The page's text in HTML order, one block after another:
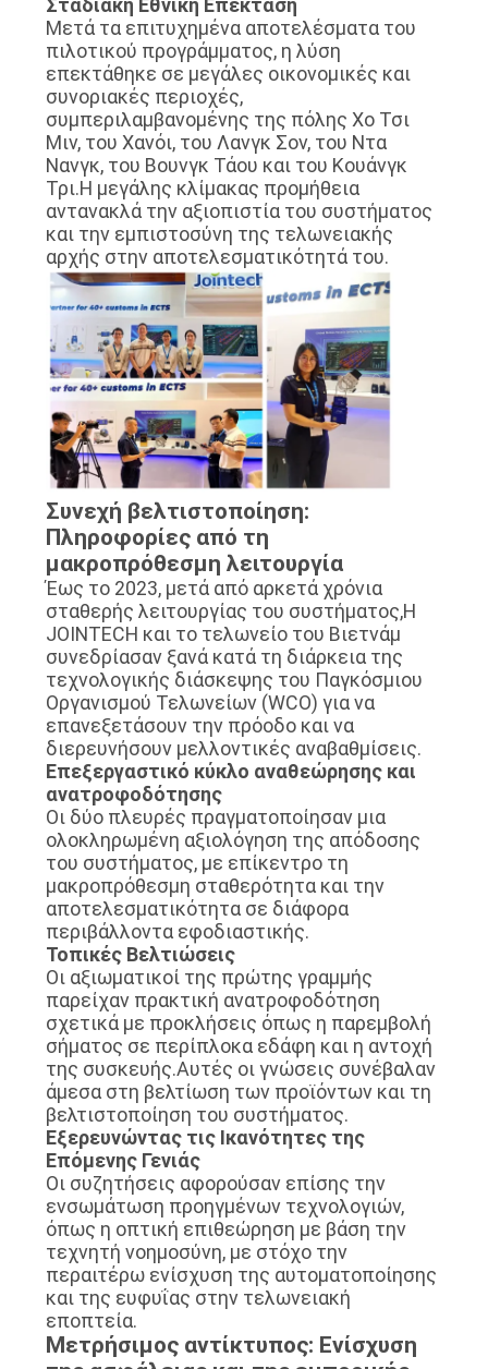
Μετά τα επιτυχημένα αποτελέσματα του
πιλοτικού προγράμματος, η λύση
επεκτάθηκε σε μεγάλες οικονομικές και
συνοριακές περιοχές,
συμπεριλαμβανομένης της πόλης Χο Τσι
Μιν, του Χανόι, του Λανγκ Σον, του Ντα
Νανγκ, του Βουνγκ Τάου και του Κουάνγκ
Τρι.Η μεγάλης κλίμακας προμήθεια
αντανακλά την αξιοπιστία του συστήματος
και την εμπιστοσύνη της τελωνειακής
αρχής στην αποτελεσματικότητά του.
Συνεχή βελτιστοποίηση:
Πληροφορίες από τη
μακροπρόθεσμη λειτουργία
Έως το 2023, μετά από αρκετά χρόνια
σταθερής λειτουργίας του συστήματος,Η
JOINTECH και το τελωνείο του Βιετνάμ
συνεδρίασαν ξανά κατά τη διάρκεια της
τεχνολογικής διάσκεψης του Παγκόσμιου
Οργανισμού Τελωνείων (WCO) για να
επανεξετάσουν την πρόοδο και να
διερευνήσουν μελλοντικές αναβαθμίσεις.
Επεξεργαστικό κύκλο αναθεώρησης και
ανατροφοδότησης
Οι δύο πλευρές πραγματοποίησαν μια
ολοκληρωμένη αξιολόγηση της απόδοσης
του συστήματος, με επίκεντρο τη
μακροπρόθεσμη σταθερότητα και την
αποτελεσματικότητα σε διάφορα
περιβάλλοντα εφοδιαστικής.
Τοπικές Βελτιώσεις
Οι αξιωματικοί της πρώτης γραμμής
παρείχαν πρακτική ανατροφοδότηση
σχετικά με προκλήσεις όπως η παρεμβολή
σήματος σε περίπλοκα εδάφη και η αντοχή
της συσκευής.Αυτές οι γνώσεις συνέβαλαν
άμεσα στη βελτίωση των προϊόντων και τη
βελτιστοποίηση του συστήματος.
Εξερευνώντας τις Ικανότητες της
Επόμενης Γενιάς
Οι συζητήσεις αφορούσαν επίσης την
ενσωμάτωση προηγμένων τεχνολογιών,
όπως η οπτική επιθεώρηση με βάση την
τεχνητή νοημοσύνη, με στόχο την
περαιτέρω ενίσχυση της αυτοματοποίησης
και της ευφυΐας στην τελωνειακή
εποπτεία.
Μετρήσιμος αντίκτυπος: Ενίσχυση